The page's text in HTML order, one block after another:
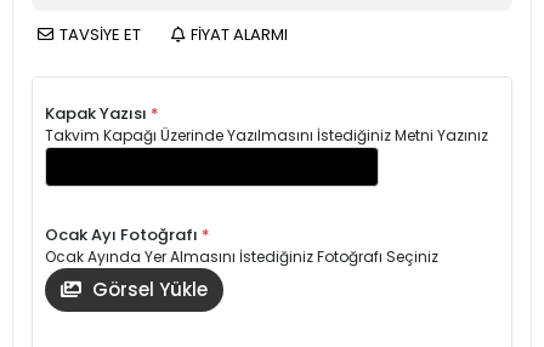
TAVSİYE ET FİYAT ALARMI
Kapak Yazısı *
Takvim Kapağı Üzerinde Yazılmasını İstediğiniz Metni Yazınız
Ocak Ayı Fotoğrafı *
Ocak Ayında Yer Almasını İstediğiniz Fotoğrafı Seçiniz
Görsel Yükle